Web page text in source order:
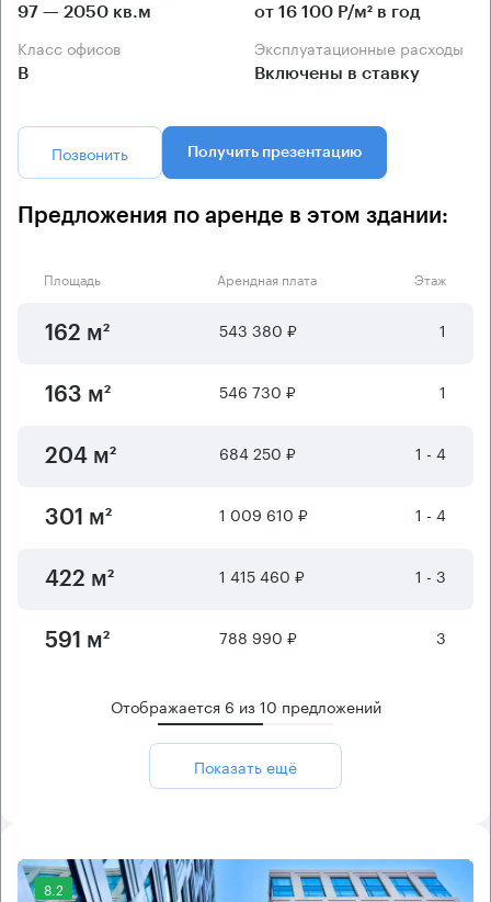
97 — 2050 кв.м от 16 100 Р/м² в год
Класс офисов
B
Эксплуатационные расходы
Включены в ставку
Позвонить Получить презентацию
Предложения по аренде в этом здании:
Площадь Арендная плата Этаж
162 м² 543 380 ₽ 1
163 м² 546 730 ₽ 1
204 м² 684 250 ₽ 1 - 4
301 м² 1 009 610 ₽ 1 - 4
422 м² 1 415 460 ₽ 1 - 3
591 м² 788 990 ₽ 3
Отображается 6 из10 предложений
Показать ещё
8.2